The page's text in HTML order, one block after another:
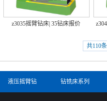
z3035摇臂钻床| 35钻床报价
共110条
液压摇臂钻 钻铣床系列